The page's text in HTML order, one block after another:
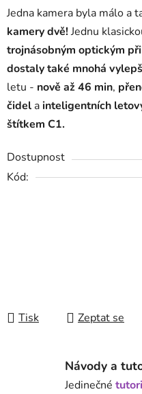
Jedna kamera byla málo a
kamery dvě! Jednu
trojnásobným optickým
dostaly také mnohá
letu - nově až 46 min,
čidel ainteligentních
štítkem C1.
Dostupnost
Kód:
Tisk Zeptat se
Návody a
Jedinečné